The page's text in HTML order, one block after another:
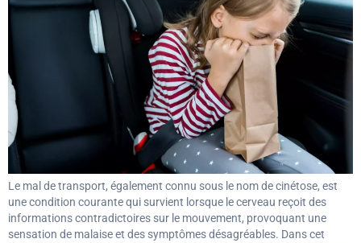
Le mal de transport, également connu sous le nom de cinétose, est
une condition courante qui survient lorsque le cerveau reçoit des
informations contradictoires sur le mouvement, provoquant une
sensation de malaise et des symptômes désagréables. Dans cet